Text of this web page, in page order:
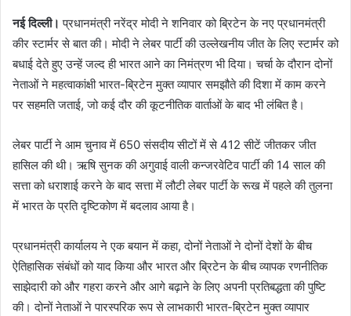
नई दिल्ली। प्रधानमंत्री नरेंद्र मोदी ने शनिवार को ब्रिटेन के नए प्रधानमंत्री
कीर स्टार्मर से बात की। मोदी ने लेबर पार्टी की उल्लेखनीय जीत के लिए स्टार्मर को
बधाई देते हुए उन्हें जल्द ही भारत आने का निमंत्रण भी दिया। चर्चा के दौरान दोनों
नेताओं ने महत्वाकांक्षी भारत-ब्रिटेन मुक्त व्यापार समझौते की दिशा में काम करने
पर सहमति जताई, जो कई दौर की कूटनीतिक वार्ताओं के बाद भी लंबित है।
लेबर पार्टी ने आम चुनाव में 650 संसदीय सीटों में से 412 सीटें जीतकर जीत
हासिल की थी। ऋषि सुनक की अगुवाई वाली कन्जरवेटिव पार्टी की 14 साल की
सत्ता को धराशाई करने के बाद सत्ता में लौटी लेबर पार्टी के रूख में पहले की तुलना
में भारत के प्रति दृष्टिकोण में बदलाव आया है।
प्रधानमंत्री कार्यालय ने एक बयान में कहा, दोनों नेताओं ने दोनों देशों के बीच
ऐतिहासिक संबंधों को याद किया और भारत और ब्रिटेन के बीच व्यापक रणनीतिक
साझेदारी को और गहरा करने और आगे बढ़ाने के लिए अपनी प्रतिबद्धता की पुष्टि
की। दोनों नेताओं ने पारस्परिक रूप से लाभकारी भारत-ब्रिटेन मुक्त व्यापार